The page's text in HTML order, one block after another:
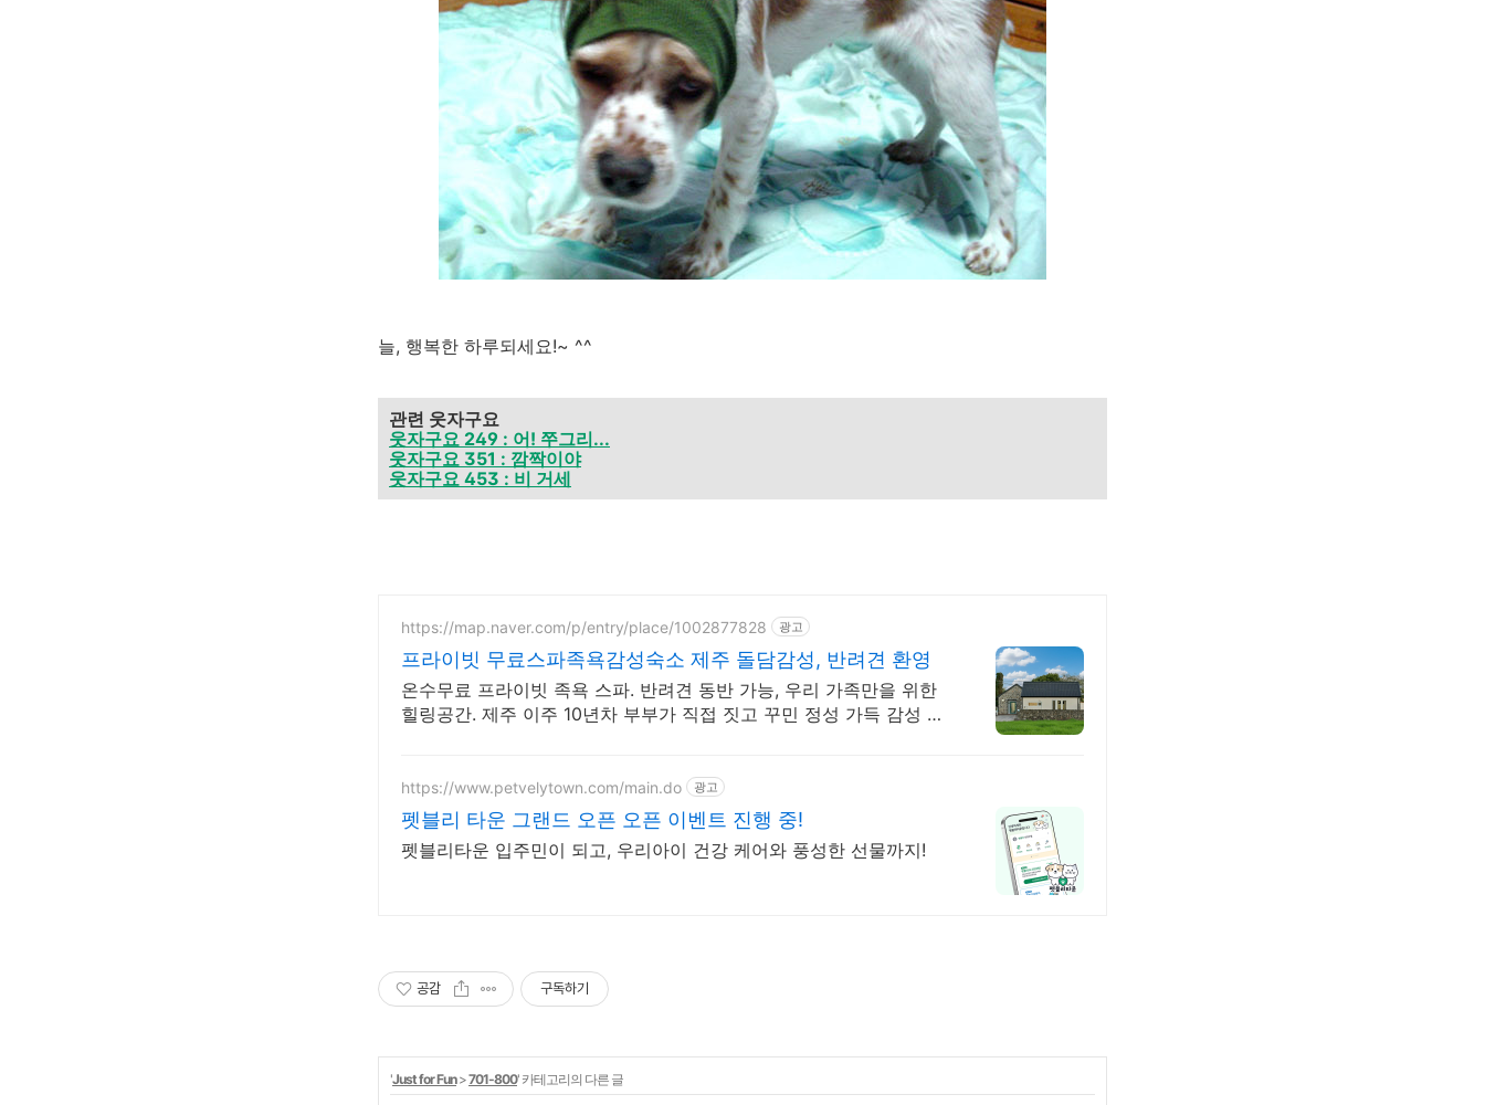
늘, 행복한 하루되세요!~ ^^
관련 웃자구요
웃자구요 249 : 어! 쭈그리...
웃자구요 351 : 깜짝이야
웃자구요 453 : 비 거세
https://map.naver.com/p/entry/place/1002877828 광고
프라이빗 무료스파족욕감성숙소 제주 돌담감성, 반려견 환영
온수무료 프라이빗 족욕 스파. 반려견 동반 가능, 우리 가족만을 위한
힐링공간. 제주 이주 10년차 부부가 직접 짓고 꾸민 정성 가득 감성 스
https://www.petvelytown.com/main.do 광고
펫블리 타운 그랜드 오픈 오픈 이벤트 진행 중!
펫블리타운 입주민이 되고, 우리아이 건강 케어와 풍성한 선물까지!
공감 구독하기
'Just for Fun>701-800' 카테고리의 다른 글